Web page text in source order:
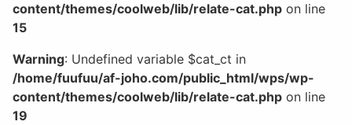
content/themes/coolweb/lib/relate-cat.php on line
15
Warning: Undefined variable $cat_ct in
/home/fuufuu/af-joho.com/public_html/wps/wp-
content/themes/coolweb/lib/relate-cat.php on line
19